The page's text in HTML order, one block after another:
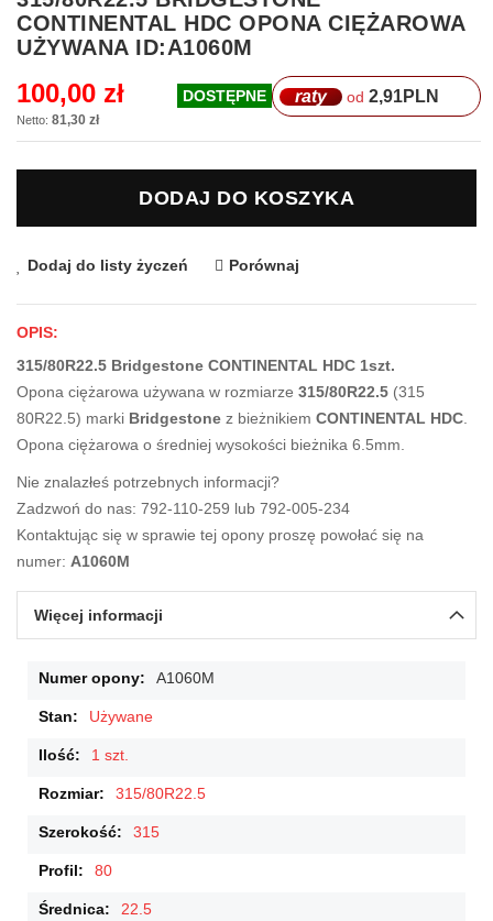
na
początek
galerii
CONTINENTAL HDC OPONA CIĘŻAROWA
UŻYWANA ID:A1060M
100,00 zł
81,30 zł
DOSTĘPNE raty od 2,91PLN
DODAJ DO KOSZYKA
Dodaj do listy życzeń Porównaj
OPIS:
315/80R22.5 Bridgestone CONTINENTAL HDC 1szt.
Opona ciężarowa używana w rozmiarze 315/80R22.5 (315
80R22.5) marki Bridgestone z bieżnikiem CONTINENTAL HDC.
Opona ciężarowa o średniej wysokości bieżnika 6.5mm.
Nie znalazłeś potrzebnych informacji?
Zadzwoń do nas: 792-110-259 lub 792-005-234
Kontaktując się w sprawie tej opony proszę powołać się na
numer: A1060M
Więcej informacji
Więcej
A1060M
Używane
1 szt.
315/80R22.5
315
80
22.5